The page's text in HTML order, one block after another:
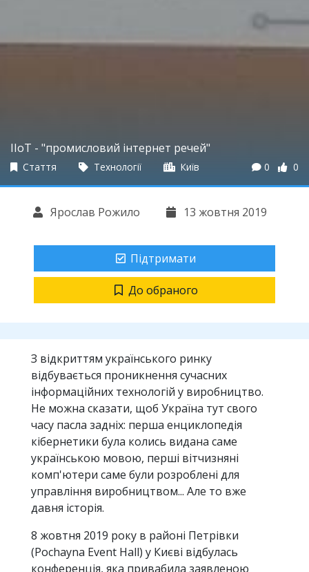
IIoT - "промисловий інтернет речей"
Стаття Технології Київ 0 0
Ярослав Рожило 13 жовтня 2019
Підтримати
До обраного
З відкриттям українського ринку
відбувається проникнення сучасних
інформаційних технологій у виробництво.
Не можна сказати, щоб Україна тут свого
часу пасла задніх: перша енциклопедія
кібернетики була колись видана саме
українською мовою, перші вітчизняні
комп'ютери саме були розроблені для
управління виробництвом... Але то вже
давня історія.
8 жовтня 2019 року в районі Петрівки
(Pochayna Event Hall) у Києві відбулась
конференція, яка привабила заявленою